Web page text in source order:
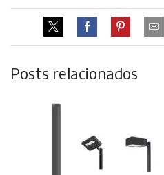
Posts relacionados